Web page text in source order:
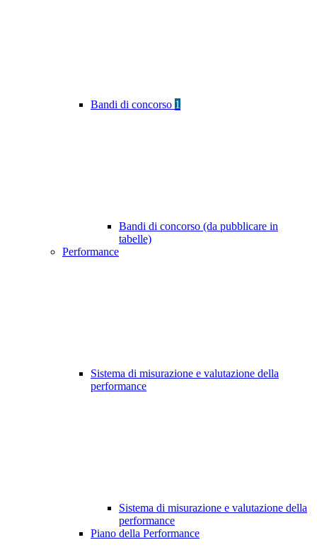
Bandi di concorso 1
Bandi di concorso (da pubblicare in
tabelle)
Performance
Sistema di misurazione e valutazione della
performance
Sistema di misurazione e valutazione della
performance
Piano della Performance